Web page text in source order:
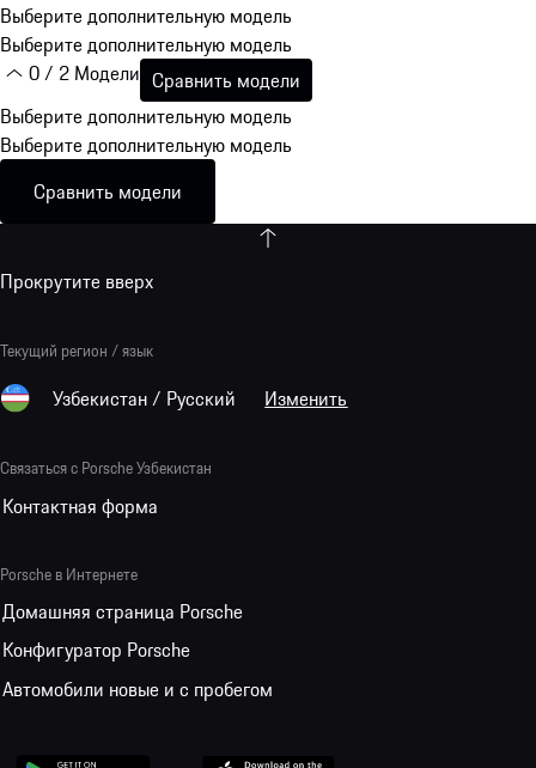
Выберите дополнительную модель
Выберите дополнительную модель
0 / 2 Модели Сравнить модели
Выберите дополнительную модель
Выберите дополнительную модель
Сравнить модели